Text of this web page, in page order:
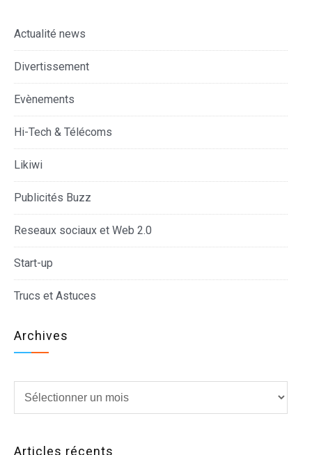
Actualité news
Divertissement
Evènements
Hi-Tech & Télécoms
Likiwi
Publicités Buzz
Reseaux sociaux et Web 2.0
Start-up
Trucs et Astuces
Archives
Articles récents